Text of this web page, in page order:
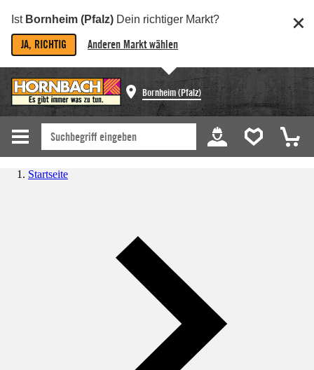
Ist Bornheim (Pfalz) Dein richtiger Markt?
JA, RICHTIG Anderen Markt wählen
Bornheim (Pfalz)
Startseite